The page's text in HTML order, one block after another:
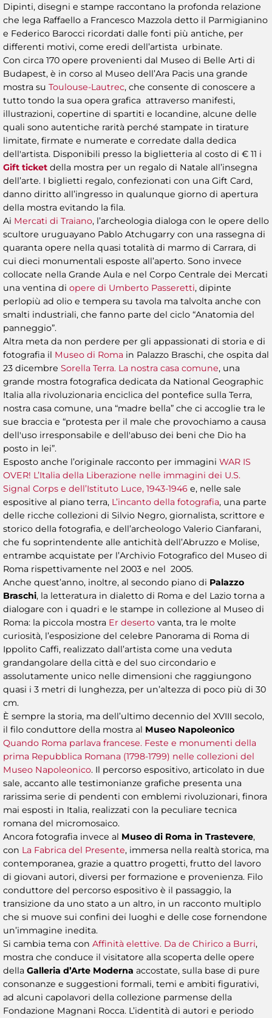
Dipinti, disegni e stampe raccontano la profonda relazione
che lega Raffaello a Francesco Mazzola detto il Parmigianino
e Federico Barocci ricordati dalle fonti più antiche, per
differenti motivi, come eredi dell’artista urbinate.
Con circa 170 opere provenienti dal Museo di Belle Arti di
Budapest, è in corso al Museo dell’Ara Pacis una grande
mostra su Toulouse-Lautrec, che consente di conoscere a
tutto tondo la sua opera grafica attraverso manifesti,
illustrazioni, copertine di spartiti e locandine, alcune delle
quali sono autentiche rarità perché stampate in tirature
limitate, firmate e numerate e corredate dalla dedica
dell'artista. Disponibili presso la biglietteria al costo di € 11 i
Gift ticket della mostra per un regalo di Natale all’insegna
dell’arte. I biglietti regalo, confezionati con una Gift Card,
danno diritto all’ingresso in qualunque giorno di apertura
della mostra evitando la fila.
Ai Mercati di Traiano, l’archeologia dialoga con le opere dello
scultore uruguayano Pablo Atchugarry con una rassegna di
quaranta opere nella quasi totalità di marmo di Carrara, di
cui dieci monumentali esposte all’aperto. Sono invece
collocate nella Grande Aula e nel Corpo Centrale dei Mercati
una ventina di opere di Umberto Passeretti, dipinte
perlopiù ad olio e tempera su tavola ma talvolta anche con
smalti industriali, che fanno parte del ciclo “Anatomia del
panneggio”.
Altra meta da non perdere per gli appassionati di storia e di
fotografia il Museo di Roma in Palazzo Braschi, che ospita dal
23 dicembre Sorella Terra. La nostra casa comune, una
grande mostra fotografica dedicata da National Geographic
Italia alla rivoluzionaria enciclica del pontefice sulla Terra,
nostra casa comune, una “madre bella” che ci accoglie tra le
sue braccia e “protesta per il male che provochiamo a causa
dell'uso irresponsabile e dell'abuso dei beni che Dio ha
posto in lei”.
Esposto anche l’originale racconto per immagini WAR IS
OVER! L’Italia della Liberazione nelle immagini dei U.S.
Signal Corps e dell’Istituto Luce, 1943-1946 e, nelle sale
espositive al piano terra, L’incanto della fotografia, una parte
delle ricche collezioni di Silvio Negro, giornalista, scrittore e
storico della fotografia, e dell’archeologo Valerio Cianfarani,
che fu soprintendente alle antichità dell’Abruzzo e Molise,
entrambe acquistate per l’Archivio Fotografico del Museo di
Roma rispettivamente nel 2003 e nel 2005.
Anche quest’anno, inoltre, al secondo piano di Palazzo
Braschi, la letteratura in dialetto di Roma e del Lazio torna a
dialogare con i quadri e le stampe in collezione al Museo di
Roma: la piccola mostra Er deserto vanta, tra le molte
curiosità, l’esposizione del celebre Panorama di Roma di
Ippolito Caffi, realizzato dall’artista come una veduta
grandangolare della città e del suo circondario e
assolutamente unico nelle dimensioni che raggiungono
quasi i 3 metri di lunghezza, per un’altezza di poco più di 30
cm.
È sempre la storia, ma dell’ultimo decennio del XVIII secolo,
il filo conduttore della mostra al Museo Napoleonico
Quando Roma parlava francese. Feste e monumenti della
prima Repubblica Romana (1798-1799) nelle collezioni del
Museo Napoleonico. Il percorso espositivo, articolato in due
sale, accanto alle testimonianze grafiche presenta una
rarissima serie di pendenti con emblemi rivoluzionari, finora
mai esposti in Italia, realizzati con la peculiare tecnica
romana del micromosaico.
Ancora fotografia invece al Museo di Roma in Trastevere,
con La Fabrica del Presente, immersa nella realtà storica, ma
contemporanea, grazie a quattro progetti, frutto del lavoro
di giovani autori, diversi per formazione e provenienza. Filo
conduttore del percorso espositivo è il passaggio, la
transizione da uno stato a un altro, in un racconto multiplo
che si muove sui confini dei luoghi e delle cose fornendone
un’immagine inedita.
Si cambia tema con Affinità elettive. Da de Chirico a Burri,
mostra che conduce il visitatore alla scoperta delle opere
della Galleria d’Arte Moderna accostate, sulla base di pure
consonanze e suggestioni formali, temi e ambiti figurativi,
ad alcuni capolavori della collezione parmense della
Fondazione Magnani Rocca. L’identità di autori e periodo